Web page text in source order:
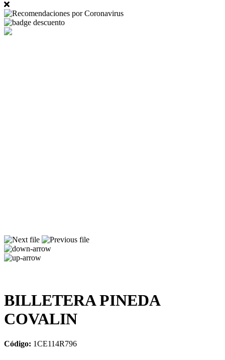
BILLETERA PINEDA
COVALIN
Código: 1CE114R796